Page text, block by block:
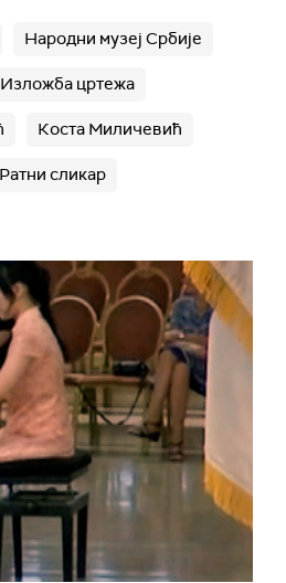
Народни музеј Србије
Изложба цртежа
Коста Миличевић
Ратни сликар